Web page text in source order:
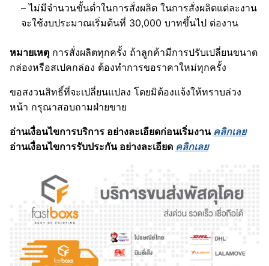
– ไม่มีจำนวนขั้นต่ำในการสั่งผลิต ในการสั่งผลิตแต่ละงาน
จะใช้งบประมาณเริ่มต้นที่ 30,000 บาทขึ้นไป ต่องาน
หมายเหตุ การสั่งผลิตทุกครั้ง ถ้าลูกค้ามีการปรับเปลี่ยนขนาด
กล่องหรือสเปคกล่อง ต้องทำการขอราคาใหม่ทุกครั้ง
ขอสงวนสิทธิ์ที่จะเปลี่ยนแปลง โดยมิต้องแจ้งให้ทราบล่วง
หน้า กรุณาสอบถามฝ่ายขาย
อ่านเงื่อนไขการบริการ อย่างละเอียดก่อนเริ่มงาน คลิกเลย
อ่านเงื่อนไขการรับประกัน อย่างละเอียด คลิกเลย